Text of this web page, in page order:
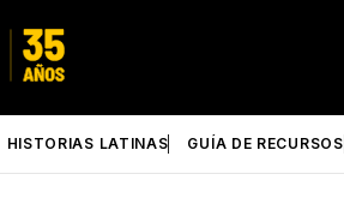
HISTORIAS LATINAS GUÍA DE RECURSOS